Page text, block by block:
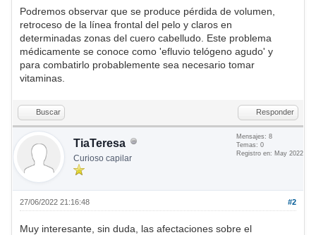
Podremos observar que se produce pérdida de volumen,
retroceso de la línea frontal del pelo y claros en
determinadas zonas del cuero cabelludo. Este problema
médicamente se conoce como 'efluvio telógeno agudo' y
para combatirlo probablemente sea necesario tomar
vitaminas.
Buscar Responder
TiaTeresa
Curioso capilar
Mensajes: 8
Temas: 0
Registro en: May 2022
#2
27/06/2022 21:16:48
Muy interesante, sin duda, las afectaciones sobre el